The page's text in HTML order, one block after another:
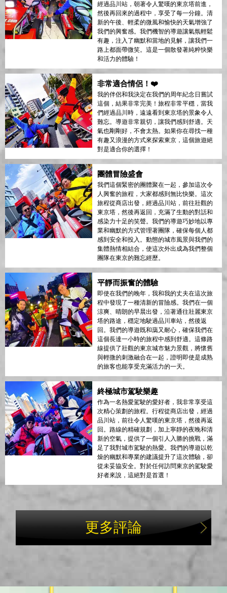
經過品川站，朝著令人驚嘆的東京塔前進，
然後再回來的過程中，享受了每一分鐘。清
新的午後、輕柔的微風和愉快的天氣增強了
我們的興奮感。我們機智的導遊讓氣氛輕鬆
有趣，注入了幽默和當地的見解，讓我們一
路上都面帶微笑。這是一個散發著純粹快樂
和活力的體驗！
非常適合情侶！❤️
我的伴侶和我決定在我們的周年紀念日嘗試
這個，結果非常完美！旅程非常平穩，當我
們經過品川時，遠遠看到東京塔的景象令人
難忘。導遊非常親切，讓我們感到舒適。天
氣也剛剛好，不會太熱。如果你在尋找一種
有趣又浪漫的方式來探索東京，這個旅遊絕
對是適合你的選擇！
團體冒險盛會
我們這個緊密的團體聚在一起，參加這次令
人興奮的旅程，大家都感到無比快樂。這次
旅程從商店出發，經過品川站，前往壯觀的
東京塔，然後再返回，充滿了生動的對話和
感染力十足的笑聲。我們的導遊巧妙地以專
業和幽默的方式管理著團隊，確保每個人都
感到安全和投入。動態的城市風景與我們的
集體熱情相結合，使這次外出成為我們整個
團隊在東京的難忘經歷。
平靜而振奮的體驗
即使在我們的晚年，我和我的丈夫在這次旅
程中發現了一種清新的冒險感。我們在一個
涼爽、晴朗的早晨出發，沿著通往壯麗東京
塔的路途，穩定地駛過品川車站，然後返
回。我們的導遊既和藹又耐心，確保我們在
這個長達一小時的旅程中感到舒適。這條路
線提供了壯觀的東京城市魅力景觀，將懷舊
與輕微的刺激融合在一起，證明即使是成熟
的旅客也能享受充滿活力的一天。
終極城市駕駛樂趣
作為一名熱愛駕駛的愛好者，我非常享受這
次精心策劃的旅程。行程從商店出發，經過
品川站，前往令人驚嘆的東京塔，然後再返
回。路線的精確規劃，加上寧靜的夜晚和清
新的空氣，提供了一個引人入勝的挑戰，滿
足了我對城市駕駛的熱愛。我們的導遊以乾
燥的幽默和專業的建議提升了這次體驗，卻
從未妥協安全。對於任何訪問東京的駕駛愛
好者來說，這絕對是首選！
更多評論